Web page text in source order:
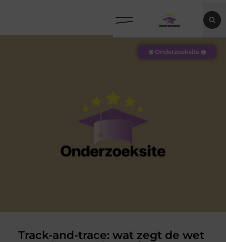
Track-and-trace: wat zegt de wet
◉ Onderzoeksite ◉